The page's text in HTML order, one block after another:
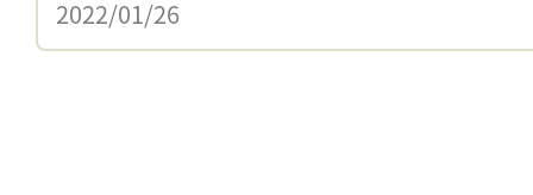
2022/01/26